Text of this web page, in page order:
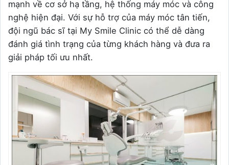
mạnh về cơ sở hạ tầng, hệ thống máy móc và công
nghệ hiện đại. Với sự hỗ trợ của máy móc tân tiến,
đội ngũ bác sĩ tại My Smile Clinic có thể dễ dàng
đánh giá tình trạng của từng khách hàng và đưa ra
giải pháp tối ưu nhất.